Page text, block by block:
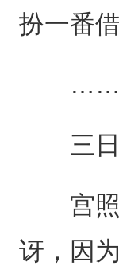
扮一番
……
三日
宫照
讶，因